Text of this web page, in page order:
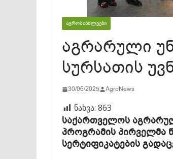
ᲐᲒᲠᲝᲡᲘᲐᲮᲚᲔᲔᲑᲘ
აგრარული
სურსათის
30/06/2025 AgroNews
ნახვა: 863
საქართველოს
პროგრამის პირველმა
სერტიფიკატების